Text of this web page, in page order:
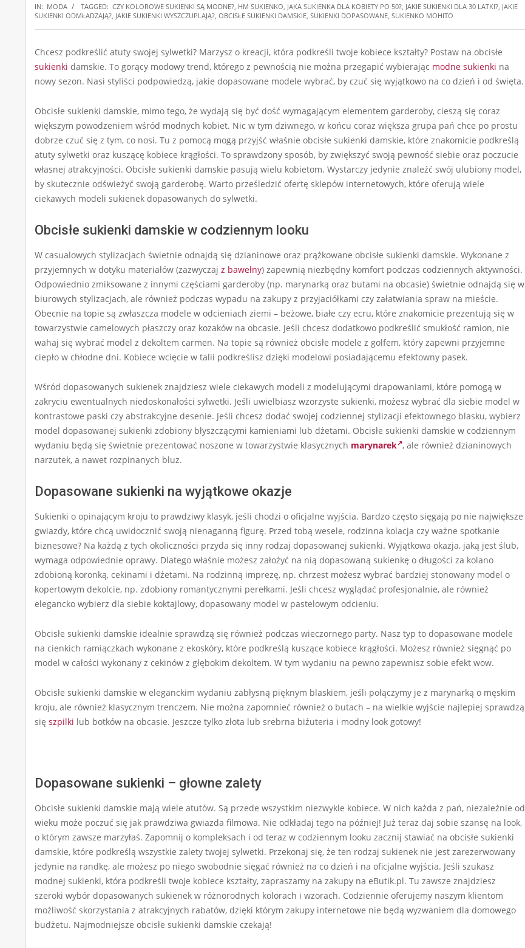
IN: MODA TAGGED: CZY KOLOROWE SUKIENKI SĄ MODNE?, HM SUKIENKO, JAKA SUKIENKA DLA KOBIETY PO 50?, JAKIE SUKIENKI DLA 30 LATKI?, JAKIE
SUKIENKI ODMŁADZAJĄ?, JAKIE SUKIENKI WYSZCZUPLAJĄ?, OBCISŁE SUKIENKI DAMSKIE, SUKIENKI DOPASOWANE, SUKIENKO MOHITO
Chcesz podkreślić atuty swojej sylwetki? Marzysz o kreacji, która podkreśli twoje kobiece kształty? Postaw na obcisłe
sukienki damskie. To gorący modowy trend, którego z pewnością nie można przegapić wybierając modne sukienki na
nowy sezon. Nasi styliści podpowiedzą, jakie dopasowane modele wybrać, by czuć się wyjątkowo na co dzień i od święta.
Obcisłe sukienki damskie, mimo tego, że wydają się być dość wymagającym elementem garderoby, cieszą się coraz
większym powodzeniem wśród modnych kobiet. Nic w tym dziwnego, w końcu coraz większa grupa pań chce po prostu
dobrze czuć się z tym, co nosi. Tu z pomocą mogą przyjść właśnie obcisłe sukienki damskie, które znakomicie podkreślą
atuty sylwetki oraz kuszącę kobiece krągłości. To sprawdzony sposób, by zwiększyć swoją pewność siebie oraz poczucie
własnej atrakcyjności. Obcisłe sukienki damskie pasują wielu kobietom. Wystarczy jedynie znaleźć swój ulubiony model,
by skutecznie odświeżyć swoją garderobę. Warto prześledzić ofertę sklepów internetowych, które oferują wiele
ciekawych modeli sukienek dopasowanych do sylwetki.
Obcisłe sukienki damskie w codziennym looku
W casualowych stylizacjach świetnie odnajdą się dzianinowe oraz prążkowane obcisłe sukienki damskie. Wykonane z
przyjemnych w dotyku materiałów (zazwyczaj z bawełny) zapewnią niezbędny komfort podczas codziennych aktywności.
Odpowiednio zmiksowane z innymi częściami garderoby (np. marynarką oraz butami na obcasie) świetnie odnajdą się w
biurowych stylizacjach, ale również podczas wypadu na zakupy z przyjaciółkami czy załatwiania spraw na mieście.
Obecnie na topie są zwłaszcza modele w odcieniach ziemi – beżowe, białe czy ecru, które znakomicie prezentują się w
towarzystwie camelowych płaszczy oraz kozaków na obcasie. Jeśli chcesz dodatkowo podkreślić smukłość ramion, nie
wahaj się wybrać model z dekoltem carmen. Na topie są również obcisłe modele z golfem, który zapewni przyjemne
ciepło w chłodne dni. Kobiece wcięcie w talii podkreślisz dzięki modelowi posiadającemu efektowny pasek.
Wśród dopasowanych sukienek znajdziesz wiele ciekawych modeli z modelującymi drapowaniami, które pomogą w
zakryciu ewentualnych niedoskonałości sylwetki. Jeśli uwielbiasz wzorzyste sukienki, możesz wybrać dla siebie model w
kontrastowe paski czy abstrakcyjne desenie. Jeśli chcesz dodać swojej codziennej stylizacji efektownego blasku, wybierz
model dopasowanej sukienki zdobiony błyszczącymi kamieniami lub dżetami. Obcisłe sukienki damskie w codziennym
wydaniu będą się świetnie prezentować noszone w towarzystwie klasycznych marynarek , ale również dzianinowych
narzutek, a nawet rozpinanych bluz.
Dopasowane sukienki na wyjątkowe okazje
Sukienki o opinającym kroju to prawdziwy klasyk, jeśli chodzi o oficjalne wyjścia. Bardzo często sięgają po nie największe
gwiazdy, które chcą uwidocznić swoją nienaganną figurę. Przed tobą wesele, rodzinna kolacja czy ważne spotkanie
biznesowe? Na każdą z tych okoliczności przyda się inny rodzaj dopasowanej sukienki. Wyjątkowa okazja, jaką jest ślub,
wymaga odpowiednie oprawy. Dlatego właśnie możesz założyć na nią dopasowaną sukienkę o długości za kolano
zdobioną koronką, cekinami i dżetami. Na rodzinną imprezę, np. chrzest możesz wybrać bardziej stonowany model o
kopertowym dekolcie, np. zdobiony romantycznymi perełkami. Jeśli chcesz wyglądać profesjonalnie, ale również
elegancko wybierz dla siebie koktajlowy, dopasowany model w pastelowym odcieniu.
Obcisłe sukienki damskie idealnie sprawdzą się również podczas wieczornego party. Nasz typ to dopasowane modele
na cienkich ramiączkach wykonane z ekoskóry, które podkreślą kuszące kobiece krągłości. Możesz również sięgnąć po
model w całości wykonany z cekinów z głębokim dekoltem. W tym wydaniu na pewno zapewnisz sobie efekt wow.
Obcisłe sukienki damskie w eleganckim wydaniu zabłysną pięknym blaskiem, jeśli połączymy je z marynarką o męskim
kroju, ale również klasycznym trenczem. Nie można zapomnieć również o butach – na wielkie wyjście najlepiej sprawdzą
się szpilki lub botków na obcasie. Jeszcze tylko złota lub srebrna biżuteria i modny look gotowy!
Dopasowane sukienki – głowne zalety
Obcisłe sukienki damskie mają wiele atutów. Są przede wszystkim niezwykle kobiece. W nich każda z pań, niezależnie od
wieku może poczuć się jak prawdziwa gwiazda filmowa. Nie odkładaj tego na później! Już teraz daj sobie szansę na look,
o którym zawsze marzyłaś. Zapomnij o kompleksach i od teraz w codziennym looku zacznij stawiać na obcisłe sukienki
damskie, które podkreślą wszystkie zalety twojej sylwetki. Przekonaj się, że ten rodzaj sukienek nie jest zarezerwowany
jedynie na randkę, ale możesz po niego swobodnie sięgać również na co dzień i na oficjalne wyjścia. Jeśli szukasz
modnej sukienki, która podkreśli twoje kobiece kształty, zapraszamy na zakupy na eButik.pl. Tu zawsze znajdziesz
szeroki wybór dopasowanych sukienek w różnorodnych kolorach i wzorach. Codziennie oferujemy naszym klientom
możliwość skorzystania z atrakcyjnych rabatów, dzięki którym zakupy internetowe nie będą wyzwaniem dla domowego
budżetu. Najmodniejsze obcisłe sukienki damskie czekają!